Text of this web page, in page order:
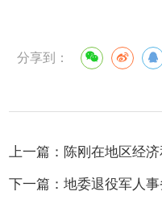
分享到：
上一篇：
下一篇：